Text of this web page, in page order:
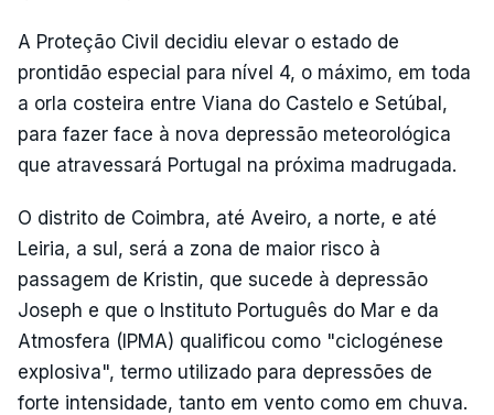
A Proteção Civil decidiu elevar o estado de
prontidão especial para nível 4, o máximo, em toda
a orla costeira entre Viana do Castelo e Setúbal,
para fazer face à nova depressão meteorológica
que atravessará Portugal na próxima madrugada.
O distrito de Coimbra, até Aveiro, a norte, e até
Leiria, a sul, será a zona de maior risco à
passagem de Kristin, que sucede à depressão
Joseph e que o Instituto Português do Mar e da
Atmosfera (IPMA) qualificou como "ciclogénese
explosiva", termo utilizado para depressões de
forte intensidade, tanto em vento como em chuva.